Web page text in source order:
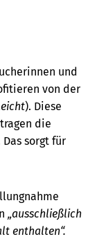
und
von der
). Diese
die
Das sorgt für
„ausschließlich
enthalten“.